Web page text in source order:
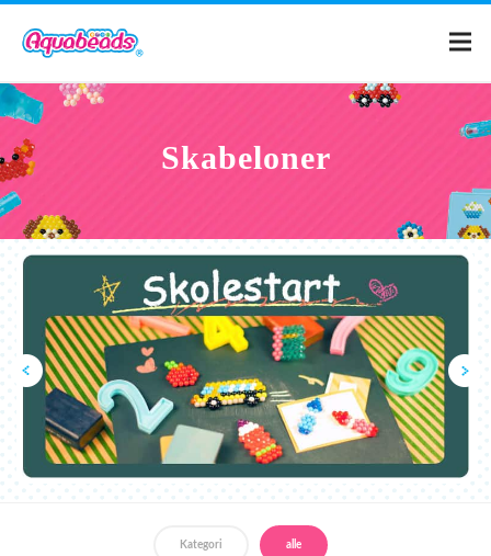
Hvad er Aquabeads?
Videoer
Til forældre
Skabeloner
Kategori alle